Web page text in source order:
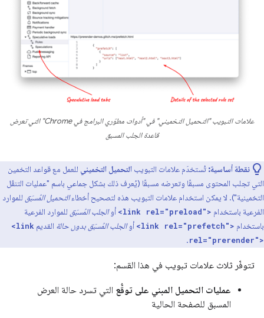
علامات التبويب "التحميل التخميني" في "أدوات مطوّري البرامج في Chrome" التي تعرض
قاعدة الجلب المسبق
نقطة أساسية: تُستخدَم علامات التبويب التحميل التخميني للعمل مع قواعد التخمين
التي تجلب المحتوى مسبقًا وتعرضه مسبقًا (يُعرف ذلك بشكل جماعي باسم "عمليات التنقّل
التخمينية"). لا يمكن استخدام علامات التبويب هذه لتصحيح أخطاءالتحميل المُسبَق للموارد
الفرعية باستخدام <link rel="preload"> أوالجلب المُسبَق للموارد الفرعية
باستخدام <link rel="prefetch"> أوالجلب المُسبَق بدون حالة القديم <link
rel="prerender">
.
تتوفّر ثلاث علامات تبويب في هذا القسم:
عمليات التحميل المبني على توقُّع التي تسرد حالة العرض
المسبق للصفحة الحالية